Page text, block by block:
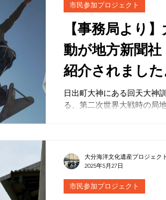
【事務局より
動が地方新聞
紹介されまし
日出町大神にある回天大神
る、第二次世界大戦時の局
判明した。
市民参加プロジェクト
市民参加プロジェクト
大分海洋文化遺産プロジェク
2025年5月27日